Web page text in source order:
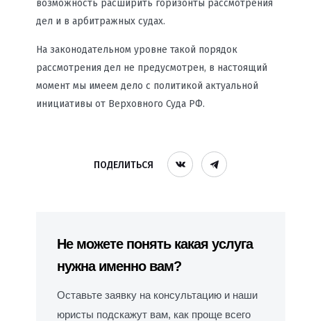
возможность расширить горизонты рассмотрения
дел и в арбитражных судах.
На законодательном уровне такой порядок
рассмотрения дел не предусмотрен, в настоящий
момент мы имеем дело с политикой актуальной
инициативы от Верховного Суда РФ.
ПОДЕЛИТЬСЯ
Не можете понять какая услуга
нужна именно вам?
Оставьте заявку на консультацию и наши
юристы подскажут вам, как проще всего